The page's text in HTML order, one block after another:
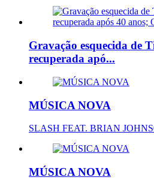
Gravação esquecida de
recuperada apó...
MÚSICA NOVA
SLASH FEAT. BRIAN
MÚSICA NOVA